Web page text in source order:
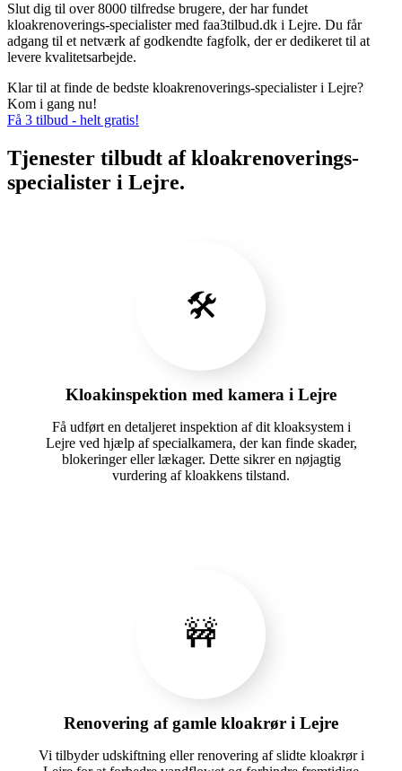
Slut dig til over 8000 tilfredse brugere, der har fundet
kloakrenoverings-specialister med faa3tilbud.dk i Lejre. Du får
adgang til et netværk af godkendte fagfolk, der er dedikeret til at
levere kvalitetsarbejde.
Klar til at finde de bedste kloakrenoverings-specialister i Lejre?
Kom i gang nu!
Få 3 tilbud - helt gratis!
Tjenester tilbudt af kloakrenoverings-
specialister i Lejre.
🛠️
Kloakinspektion med kamera i Lejre
Få udført en detaljeret inspektion af dit kloaksystem i
Lejre ved hjælp af specialkamera, der kan finde skader,
blokeringer eller lækager. Dette sikrer en nøjagtig
vurdering af kloakkens tilstand.
🚧
Renovering af gamle kloakrør i Lejre
Vi tilbyder udskiftning eller renovering af slidte kloakrør i